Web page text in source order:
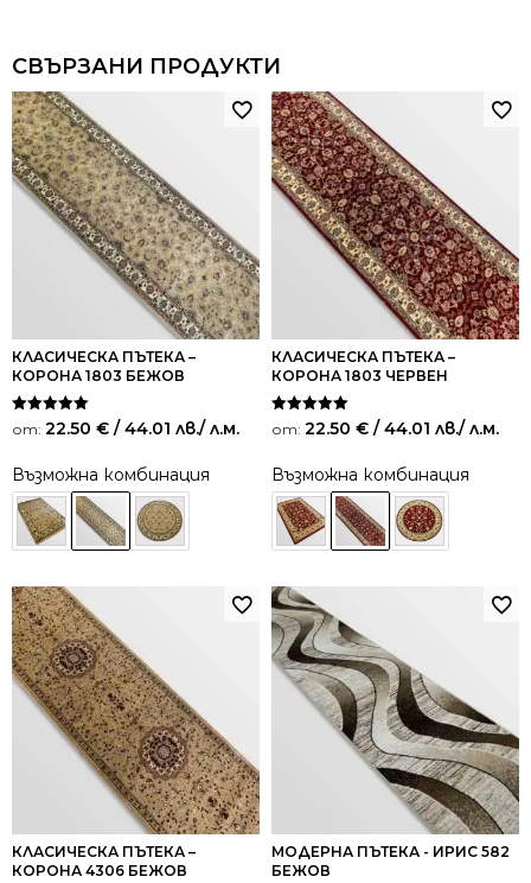
СВЪРЗАНИ ПРОДУКТИ
КЛАСИЧЕСКА ПЪТЕКА –
КОРОНА 1803 БЕЖОВ
Оценено на
5.00
от: 22.50 € / 44.01 лв./ л.м.
Възможна комбинация
КЛАСИЧЕСКА ПЪТЕКА –
КОРОНА 1803 ЧЕРВЕН
Оценено на
5.00
от: 22.50 € / 44.01 лв./ л.м.
Възможна комбинация
КЛАСИЧЕСКА ПЪТЕКА –
КОРОНА 4306 БЕЖОВ
МОДЕРНА ПЪТЕКА - ИРИС 582
БЕЖОВ